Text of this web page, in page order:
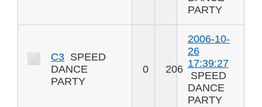
PARTY
С3 SPEED
DANCE
PARTY
0 206
2006-10-
26
17:39:27
SPEED
DANCE
PARTY